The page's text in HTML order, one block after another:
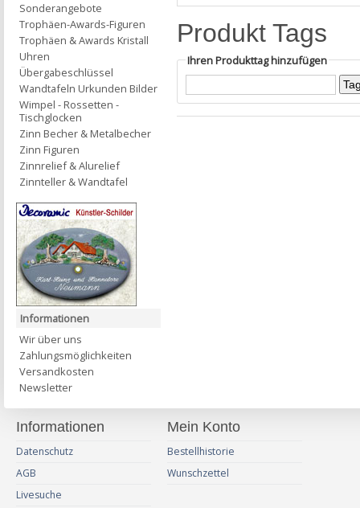
Produkt Tags
Ihren Produkttag hinzufügen
Sonderangebote
Trophäen-Awards-Figuren
Trophäen & Awards Kristall
Uhren
Übergabeschlüssel
Wandtafeln Urkunden Bilder
Wimpel - Rossetten -
Tischglocken
Zinn Becher & Metalbecher
Zinn Figuren
Zinnrelief & Alurelief
Zinnteller & Wandtafel
Informationen
Wir über uns
Zahlungsmöglichkeiten
Versandkosten
Newsletter
Informationen
Datenschutz
AGB
Livesuche
Mein Konto
Bestellhistorie
Wunschzettel